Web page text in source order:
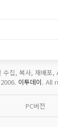
수집, 복사, 재배포,
이투데이. All
PC버전